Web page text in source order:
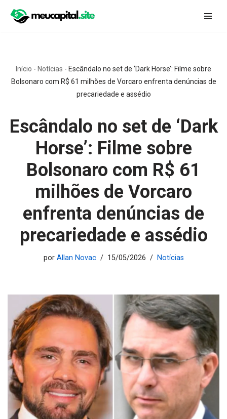
conteúdo
Início - Notícias - Escândalo no set de ‘Dark Horse’: Filme sobre
Bolsonaro com R$ 61 milhões de Vorcaro enfrenta denúncias de
precariedade e assédio
Escândalo no set de ‘Dark
Horse’: Filme sobre
Bolsonaro com R$ 61
milhões de Vorcaro
enfrenta denúncias de
precariedade e assédio
por Allan Novac 15/05/2026 Notícias